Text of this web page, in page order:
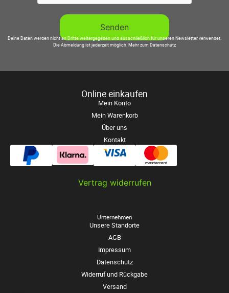
Deine Daten werden nicht an Dritte weitergegeben und ausschließlich für unseren Newsletter verwendet.
Die Abmeldung ist jederzeit möglich.Mehr zum Datenschutz
Online einkaufen
Mein Konto
Mein Warenkorb
Über uns
Kontakt
Vertrag widerrufen
Unternehmen
Unsere Standorte
AGB
Impressum
Datenschutz
Widerruf und Rückgabe
Versand